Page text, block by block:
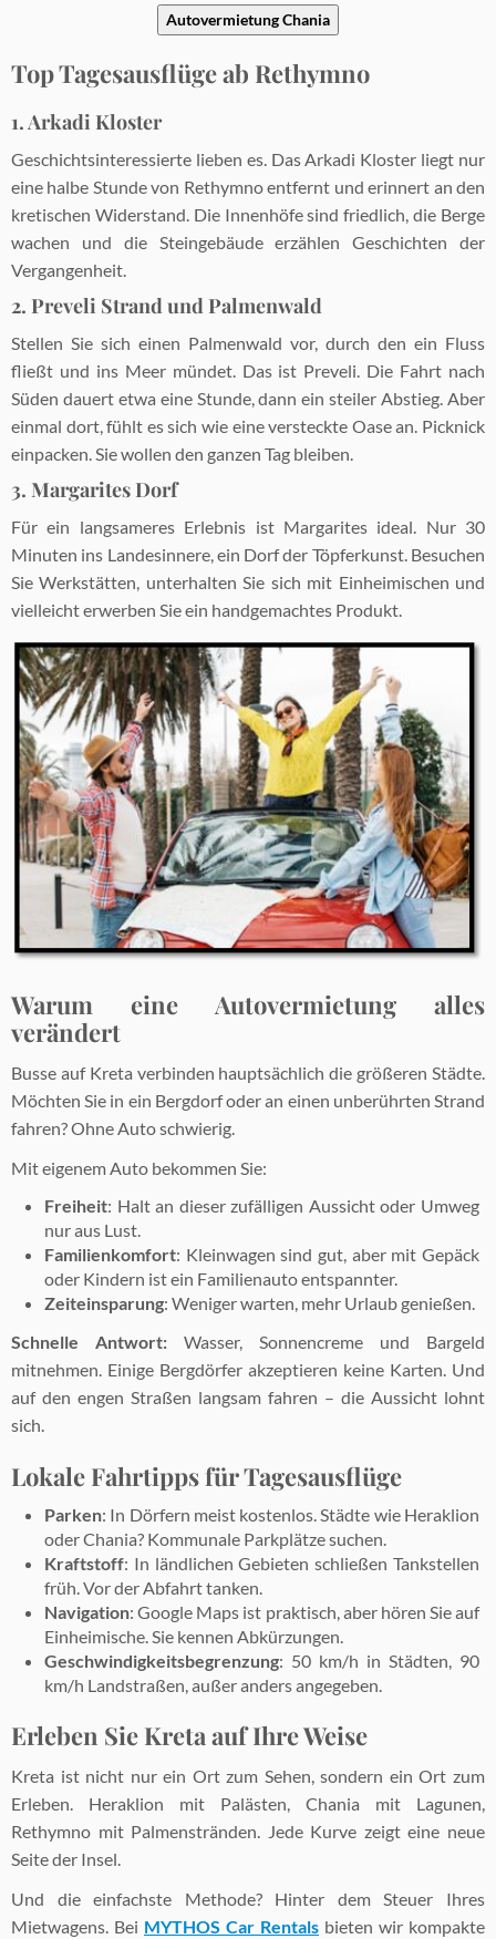
Autovermietung Chania
Top Tagesausflüge ab Rethymno
1. Arkadi Kloster
Geschichtsinteressierte lieben es. Das Arkadi Kloster liegt nur
eine halbe Stunde von Rethymno entfernt und erinnert an den
kretischen Widerstand. Die Innenhöfe sind friedlich, die Berge
wachen und die Steingebäude erzählen Geschichten der
Vergangenheit.
2. Preveli Strand und Palmenwald
Stellen Sie sich einen Palmenwald vor, durch den ein Fluss
fließt und ins Meer mündet. Das ist Preveli. Die Fahrt nach
Süden dauert etwa eine Stunde, dann ein steiler Abstieg. Aber
einmal dort, fühlt es sich wie eine versteckte Oase an. Picknick
einpacken. Sie wollen den ganzen Tag bleiben.
3. Margarites Dorf
Für ein langsameres Erlebnis ist Margarites ideal. Nur 30
Minuten ins Landesinnere, ein Dorf der Töpferkunst. Besuchen
Sie Werkstätten, unterhalten Sie sich mit Einheimischen und
vielleicht erwerben Sie ein handgemachtes Produkt.
Warum eine Autovermietung alles
verändert
Busse auf Kreta verbinden hauptsächlich die größeren Städte.
Möchten Sie in ein Bergdorf oder an einen unberührten Strand
fahren? Ohne Auto schwierig.
Mit eigenem Auto bekommen Sie:
Freiheit: Halt an dieser zufälligen Aussicht oder Umweg
nur aus Lust.
Familienkomfort: Kleinwagen sind gut, aber mit Gepäck
oder Kindern ist ein Familienauto entspannter.
Zeiteinsparung: Weniger warten, mehr Urlaub genießen.
Schnelle Antwort: Wasser, Sonnencreme und Bargeld
mitnehmen. Einige Bergdörfer akzeptieren keine Karten. Und
auf den engen Straßen langsam fahren – die Aussicht lohnt
sich.
Lokale Fahrtipps für Tagesausflüge
Parken: In Dörfern meist kostenlos. Städte wie Heraklion
oder Chania? Kommunale Parkplätze suchen.
Kraftstoff: In ländlichen Gebieten schließen Tankstellen
früh. Vor der Abfahrt tanken.
Navigation: Google Maps ist praktisch, aber hören Sie auf
Einheimische. Sie kennen Abkürzungen.
Geschwindigkeitsbegrenzung: 50 km/h in Städten, 90
km/h Landstraßen, außer anders angegeben.
Erleben Sie Kreta auf Ihre Weise
Kreta ist nicht nur ein Ort zum Sehen, sondern ein Ort zum
Erleben. Heraklion mit Palästen, Chania mit Lagunen,
Rethymno mit Palmenstränden. Jede Kurve zeigt eine neue
Seite der Insel.
Und die einfachste Methode? Hinter dem Steuer Ihres
Mietwagens. Bei MYTHOS Car Rentals bieten wir kompakte